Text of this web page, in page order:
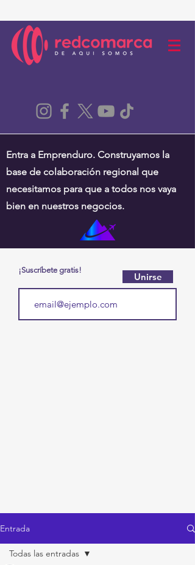
Entra a Emprenduro. Construyamos la
base de colaboración regional que
necesitamos para que a todos nos vaya
bien en nuestros negocios.
¡Suscríbete gratis!
Unirse
Entrada
Todas las entradas